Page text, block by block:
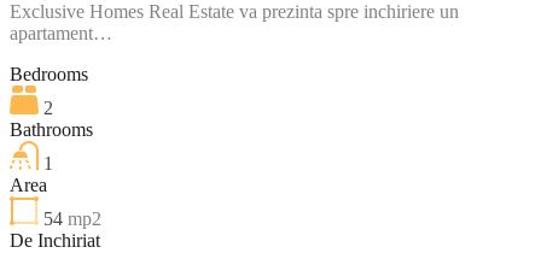
Exclusive Homes Real Estate va prezinta spre inchiriere un
apartament…
Bedrooms
2
Bathrooms
1
Area
54 mp2
De Inchiriat